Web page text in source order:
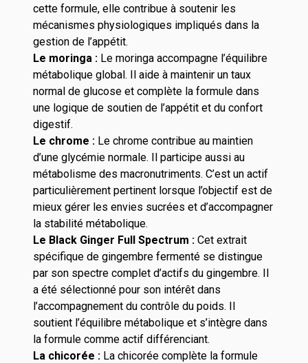
cette formule, elle contribue à soutenir les
mécanismes physiologiques impliqués dans la
gestion de l’appétit.
Le moringa : Le moringa accompagne l’équilibre
métabolique global. Il aide à maintenir un taux
normal de glucose et complète la formule dans
une logique de soutien de l’appétit et du confort
digestif.
Le chrome : Le chrome contribue au maintien
d’une glycémie normale. Il participe aussi au
métabolisme des macronutriments. C’est un actif
particulièrement pertinent lorsque l’objectif est de
mieux gérer les envies sucrées et d’accompagner
la stabilité métabolique.
Le Black Ginger Full Spectrum : Cet extrait
spécifique de gingembre fermenté se distingue
par son spectre complet d’actifs du gingembre. Il
a été sélectionné pour son intérêt dans
l’accompagnement du contrôle du poids. Il
soutient l’équilibre métabolique et s’intègre dans
la formule comme actif différenciant.
La chicorée : La chicorée complète la formule